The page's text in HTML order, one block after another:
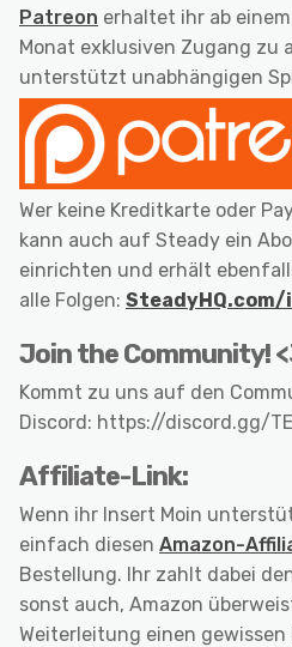
Patreon erhaltet ihr ab
Monat exklusiven Zugang zu
unterstützt unabhängigen
Wer keine Kreditkarte oder
kann auch auf Steady ein
einrichten und erhält
alle Folgen:
Join the Community!
Kommt zu uns auf den
Discord: https://discord.gg/
Affiliate-Link:
Wenn ihr Insert Moin
einfach diesen Amazon-
Bestellung. Ihr zahlt dabei
sonst auch, Amazon
Weiterleitung einen